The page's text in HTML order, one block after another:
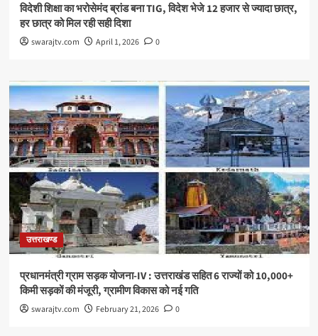
विदेशी शिक्षा का भरोसेमंद ब्रांड बना TIG, विदेश भेजे 12 हजार से ज्यादा छात्र,
हर छात्र को मिल रही सही दिशा
swarajtv.com April 1, 2026 0
उत्तराखण्ड
प्रधानमंत्री ग्राम सड़क योजना-IV : उत्तराखंड सहित 6 राज्यों को 10,000+
किमी सड़कों की मंजूरी, ग्रामीण विकास को नई गति
swarajtv.com February 21, 2026 0